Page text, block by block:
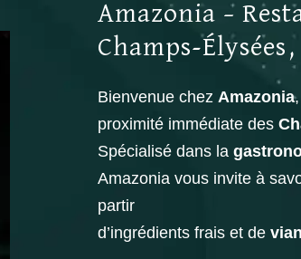
Amazonia –
Champs-
Bienvenue chez Amazonia
proximité immédiate des
Spécialisé dans la
Amazonia vous invite à
partir
d’ingrédients frais et de